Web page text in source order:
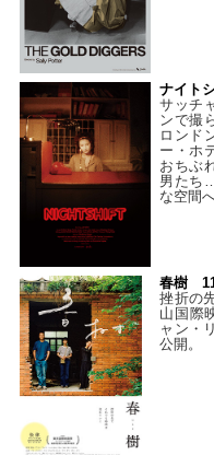
ナイト
サッチ
ンで撮
ロンド
ー・ホ
おちぶ
男たち
な空間
春樹
挫折の
山国際
ャン・
公開。